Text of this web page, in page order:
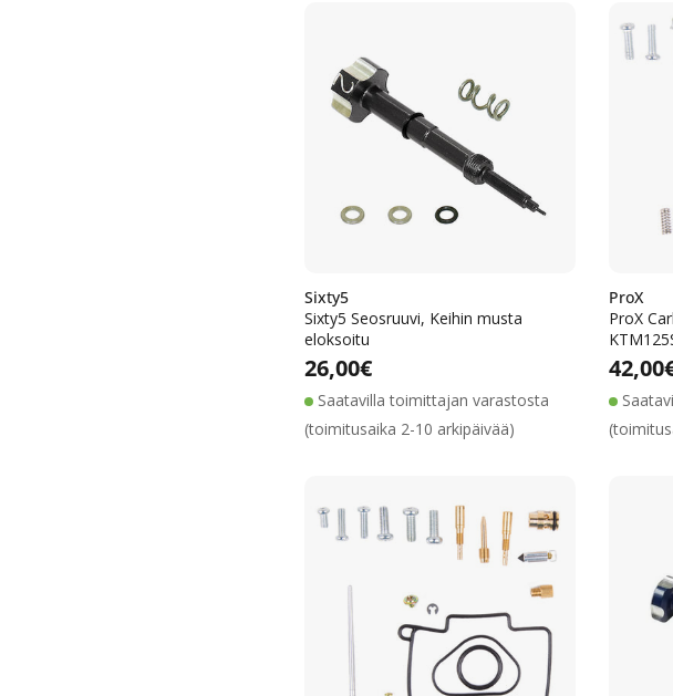
e
:
Sixty5
Sixty5 Seosruuvi, Keihin musta
eloksoitu
Normaalihinta
26,00€Alennushinta
Normaalihinta
Saatavilla toimittajan varastosta
(toimitusaika 2-10 arkipäivää)
ProX
ProX